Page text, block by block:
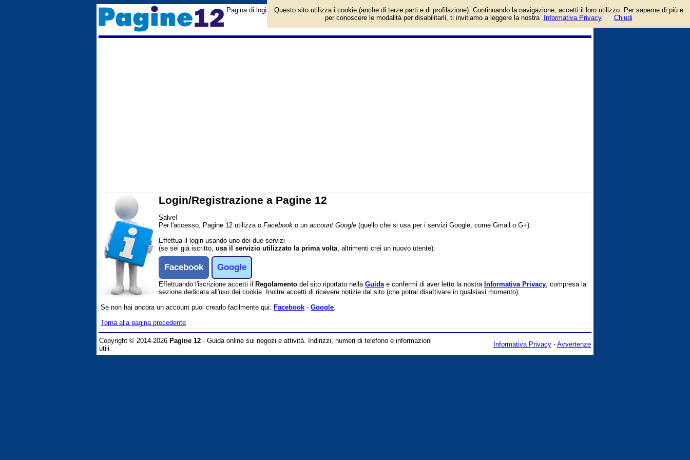
Pagina di login/registrazione al sito Pagine 12. Per l'accesso è richiesto un account facebook o google.
Login/Registrazione a Pagine 12
Salve!
Per l'accesso, Pagine 12 utilizza o Facebook o un account Google (quello che si usa per i servizi Google, come Gmail o G+).
Effettua il login usando uno dei due servizi
(se sei già iscritto, usa il servizio utilizzato la prima volta, altrimenti crei un nuovo utente):
Facebook Google
Effettuando l'iscrizione accetti il Regolamento del sito riportato nella Guidae confermi di aver letto la nostra Informativa Privacy, compresa la
sezione dedicata all'uso dei cookie. Inoltre accetti di ricevere notizie dal sito (che potrai disattivare in qualsiasi momento).
Se non hai ancora un account puoi crearlo facilmente qui: Facebook - Google.
Torna alla pagina precedente
Copyright © 2014-2026 Pagine 12 - Guida online sui negozi e attività. Indirizzi, numeri di telefono e informazioni
utili.
Informativa Privacy - Avvertenze
Questo sito utilizza i cookie (anche di terze parti e di profilazione). Continuando la navigazione, accetti il loro utilizzo. Per saperne di più e
per conoscere le modalità per disabilitarli, ti invitiamo a leggere la nostra
Informativa Privacy Chiudi